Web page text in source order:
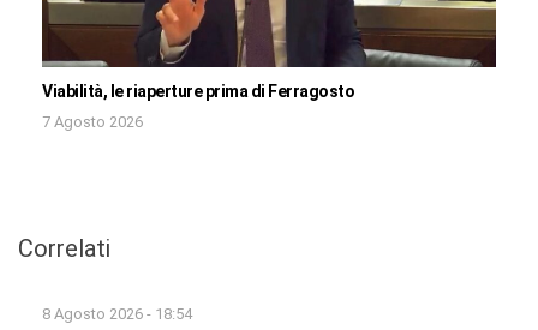
Viabilità, le riaperture prima di Ferragosto
7 Agosto 2026
Correlati
8 Agosto 2026 - 18:54